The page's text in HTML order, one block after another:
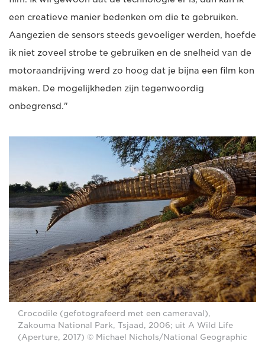
een creatieve manier bedenken om die te gebruiken.
Aangezien de sensors steeds gevoeliger werden, hoefde
ik niet zoveel strobe te gebruiken en de snelheid van de
motoraandrijving werd zo hoog dat je bijna een film kon
maken. De mogelijkheden zijn tegenwoordig
onbegrensd."
Crocodile (gefotografeerd met een cameraval),
Zakouma National Park, Tsjaad, 2006; uit A Wild Life
(Aperture, 2017) © Michael Nichols/National Geographic